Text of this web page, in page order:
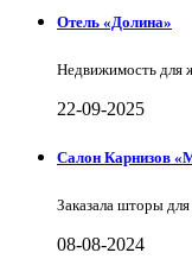
Отель «Долина»
Недвижимость для
22-09-2025
Салон Карнизов
Заказала шторы
08-08-2024